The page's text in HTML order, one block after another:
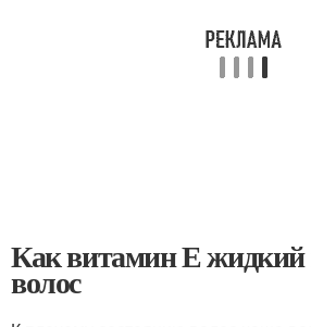
Как витамин Е жидкий
волос